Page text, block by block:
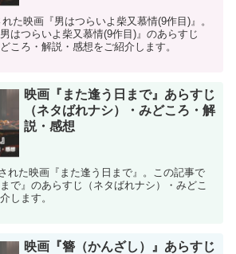
た映画『男はつらいよ柴又慕情(9作目)』。
はつらいよ柴又慕情(9作目)』のあらすじ
ころ・解説・感想をご紹介します。
映画『また逢う日まで』あらすじ
（ネタばれナシ）・みどころ・解
説・感想
れた映画『また逢う日まで』。この記事で
で』のあらすじ（ネタばれナシ）・みどこ
します。
映画『簪（かんざし）』あらすじ